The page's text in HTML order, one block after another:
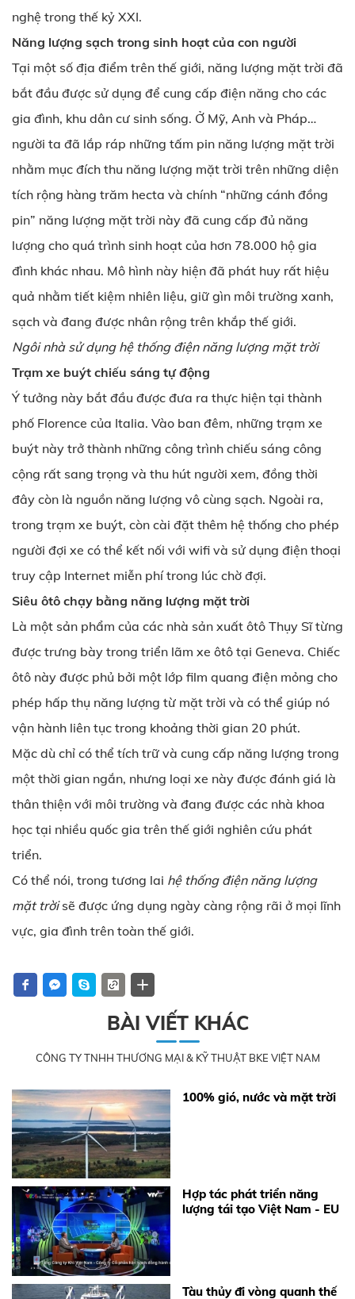
nghệ trong thế kỷ XXI.
Năng lượng sạch trong sinh hoạt của con người
Tại một số địa điểm trên thế giới, năng lượng mặt trời đã
bắt đầu được sử dụng để cung cấp điện năng cho các
gia đình, khu dân cư sinh sống. Ở Mỹ, Anh và Pháp…
người ta đã lắp ráp những tấm pin năng lượng mặt trời
nhằm mục đích thu năng lượng mặt trời trên những diện
tích rộng hàng trăm hecta và chính “những cánh đồng
pin” năng lượng mặt trời này đã cung cấp đủ năng
lượng cho quá trình sinh hoạt của hơn 78.000 hộ gia
đình khác nhau. Mô hình này hiện đã phát huy rất hiệu
quả nhằm tiết kiệm nhiên liệu, giữ gìn môi trường xanh,
sạch và đang được nhân rộng trên khắp thế giới.
Ngôi nhà sử dụng hệ thống điện năng lượng mặt trời
Trạm xe buýt chiếu sáng tự động
Ý tưởng này bắt đầu được đưa ra thực hiện tại thành
phố Florence của Italia. Vào ban đêm, những trạm xe
buýt này trở thành những công trình chiếu sáng công
cộng rất sang trọng và thu hút người xem, đồng thời
đây còn là nguồn năng lượng vô cùng sạch. Ngoài ra,
trong trạm xe buýt, còn cài đặt thêm hệ thống cho phép
người đợi xe có thể kết nối với wifi và sử dụng điện thoại
truy cập Internet miễn phí trong lúc chờ đợi.
Siêu ôtô chạy bằng năng lượng mặt trời
Là một sản phẩm của các nhà sản xuất ôtô Thụy Sĩ từng
được trưng bày trong triển lãm xe ôtô tại Geneva. Chiếc
ôtô này được phủ bởi một lớp film quang điện mỏng cho
phép hấp thụ năng lượng từ mặt trời và có thể giúp nó
vận hành liên tục trong khoảng thời gian 20 phút.
Mặc dù chỉ có thể tích trữ và cung cấp năng lượng trong
một thời gian ngắn, nhưng loại xe này được đánh giá là
thân thiện với môi trường và đang được các nhà khoa
học tại nhiều quốc gia trên thế giới nghiên cứu phát
triển.
Có thể nói, trong tương lai hệ thống điện năng lượng
mặt trờisẽ được ứng dụng ngày càng rộng rãi ở mọi lĩnh
vực, gia đình trên toàn thế giới.
BÀI VIẾT KHÁC
CÔNG TY TNHH THƯƠNG MẠI & KỸ THUẬT BKE VIỆT NAM
100% gió, nước và mặt trời
Hợp tác phát triển năng
lượng tái tạo Việt Nam - EU
Tàu thủy đi vòng quanh thế